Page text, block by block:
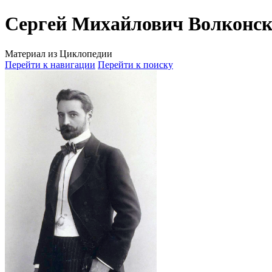
Сергей Михайлович
Материал из Циклопедии
Перейти к навигации Перейти к поиску